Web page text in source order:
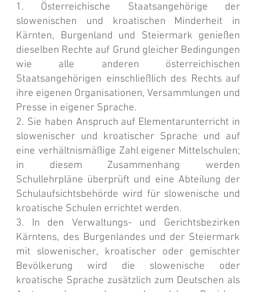
1. Österreichische Staatsangehörige der
slowenischen und kroatischen Minderheit in
Kärnten, Burgenland und Steiermark genießen
dieselben Rechte auf Grund gleicher Bedingungen
wie alle anderen österreichischen
Staatsangehörigen einschließlich des Rechts auf
ihre eigenen Organisationen, Versammlungen und
Presse in eigener Sprache.
2. Sie haben Anspruch auf Elementarunterricht in
slowenischer und kroatischer Sprache und auf
eine verhältnismäßige Zahl eigener Mittelschulen;
in diesem Zusammenhang werden
Schullehrpläne überprüft und eine Abteilung der
Schulaufsichtsbehörde wird für slowenische und
kroatische Schulen errichtet werden.
3. In den Verwaltungs- und Gerichtsbezirken
Kärntens, des Burgenlandes und der Steiermark
mit slowenischer, kroatischer oder gemischter
Bevölkerung wird die slowenische oder
kroatische Sprache zusätzlich zum Deutschen als